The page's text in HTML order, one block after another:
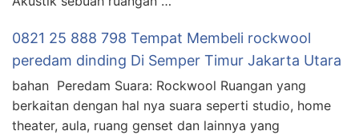
0821 25 888 798 Tempat Membeli rockwool
peredam dinding Di Semper Timur Jakarta Utara
bahan Peredam Suara: Rockwool Ruangan yang
berkaitan dengan hal nya suara seperti studio, home
theater, aula, ruang genset dan lainnya yang